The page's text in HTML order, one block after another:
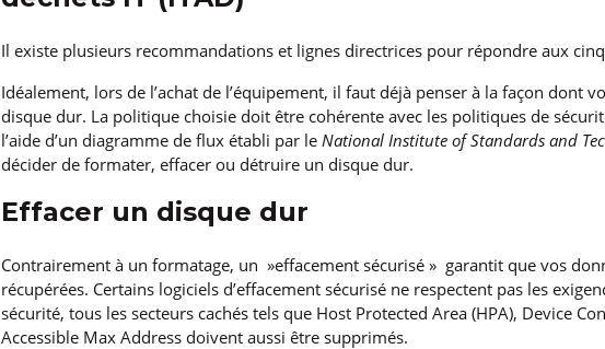
Il existe plusieurs recommandations et lignes directrices pour répondre aux
Idéalement, lors de l’achat de l’équipement, il faut déjà penser à la façon dont
disque dur. La politique choisie doit être cohérente avec les politiques de
l’aide d’un diagramme de flux établi par le National Institute of Standards and
décider de formater, effacer ou détruire un disque dur.
Effacer un disque dur
Contrairement à un formatage, un »effacement sécurisé » garantit que vos
récupérées. Certains logiciels d’effacement sécurisé ne respectent pas les
sécurité, tous les secteurs cachés tels que Host Protected Area (HPA), Device
Accessible Max Address doivent aussi être supprimés.